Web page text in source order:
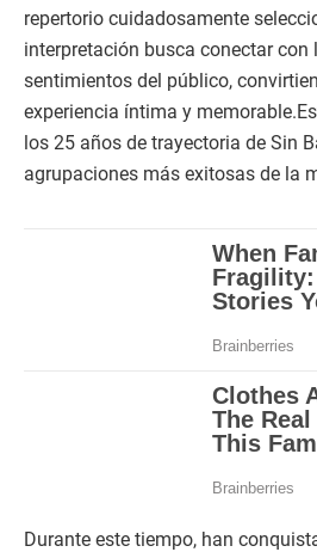
repertorio cuidadosamente
interpretación busca conectar con
sentimientos del público,
experiencia íntima y
los 25 años de trayectoria de Sin
agrupaciones más exitosas de la
Durante este tiempo, han